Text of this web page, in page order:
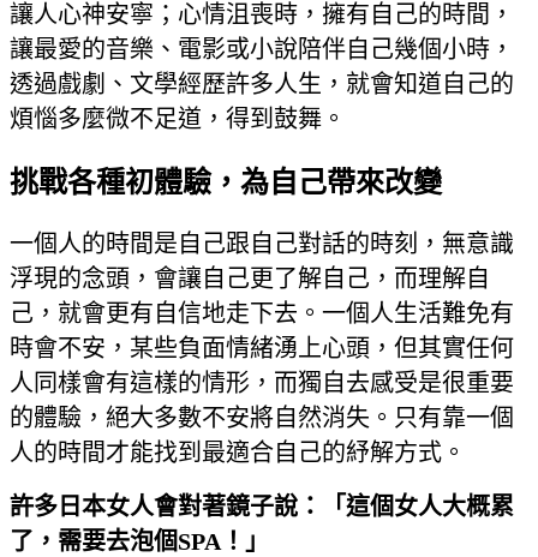
讓人心神安寧；心情沮喪時，擁有自己的時間，
讓最愛的音樂、電影或小說陪伴自己幾個小時，
透過戲劇、文學經歷許多人生，就會知道自己的
煩惱多麼微不足道，得到鼓舞。
挑戰各種初體驗，為自己帶來改變
一個人的時間是自己跟自己對話的時刻，無意識
浮現的念頭，會讓自己更了解自己，而理解自
己，就會更有自信地走下去。一個人生活難免有
時會不安，某些負面情緒湧上心頭，但其實任何
人同樣會有這樣的情形，而獨自去感受是很重要
的體驗，絕大多數不安將自然消失。只有靠一個
人的時間才能找到最適合自己的紓解方式。
許多日本女人會對著鏡子說：「這個女人大概累
了，需要去泡個SPA ！」